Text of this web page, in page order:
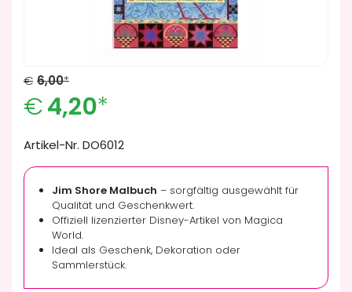
€ 6,00*
€4,20*
Artikel-Nr. DO6012
Jim Shore Malbuch – sorgfältig ausgewählt für
Qualität und Geschenkwert.
Offiziell lizenzierter Disney-Artikel von Magica
World.
Ideal als Geschenk, Dekoration oder
Sammlerstück.